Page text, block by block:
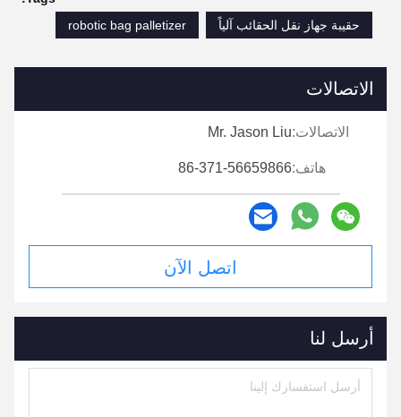
حقيبة جهاز نقل الحقائب آلياً
robotic bag palletizer
الاتصالات
الاتصالات:Mr. Jason Liu
هاتف:86-371-56659866
اتصل الآن
أرسل لنا